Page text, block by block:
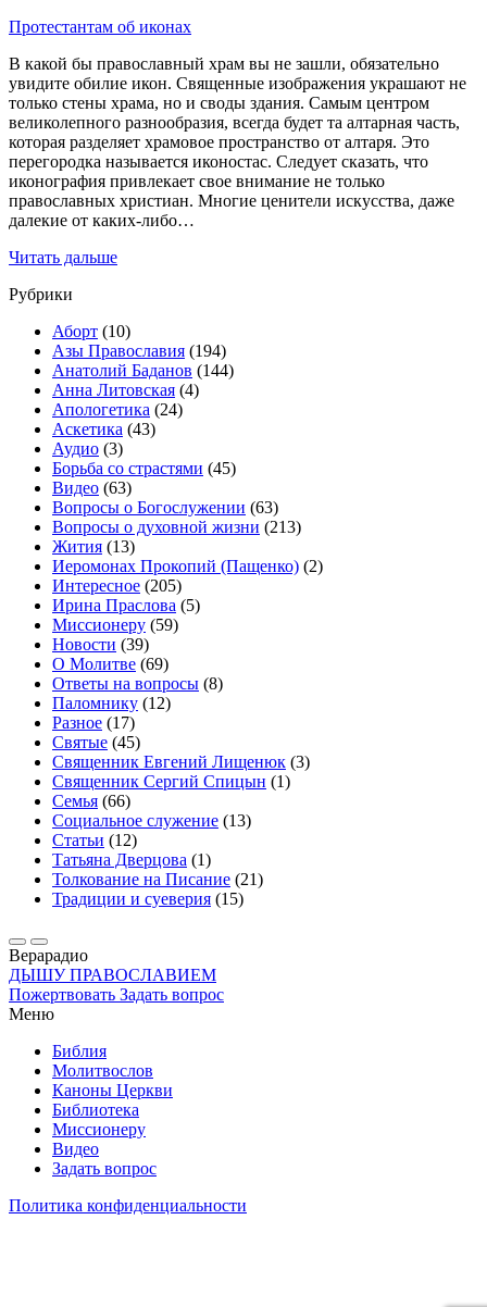
Протестантам об иконах
В какой бы православный храм вы не зашли, обязательно
увидите обилие икон. Священные изображения украшают не
только стены храма, но и своды здания. Самым центром
великолепного разнообразия, всегда будет та алтарная часть,
которая разделяет храмовое пространство от алтаря. Это
перегородка называется иконостас. Следует сказать, что
иконография привлекает свое внимание не только
православных христиан. Многие ценители искусства, даже
далекие от каких-либо…
Читать дальше
Рубрики
Аборт (10)
Азы Православия (194)
Анатолий Баданов (144)
Анна Литовская (4)
Апологетика (24)
Аскетика (43)
Аудио (3)
Борьба со страстями (45)
Видео (63)
Вопросы о Богослужении (63)
Вопросы о духовной жизни (213)
Жития (13)
Иеромонах Прокопий (Пащенко) (2)
Интересное (205)
Ирина Праслова (5)
Миссионеру (59)
Новости (39)
О Молитве (69)
Ответы на вопросы (8)
Паломнику (12)
Разное (17)
Святые (45)
Священник Евгений Лищенюк (3)
Священник Сергий Спицын (1)
Семья (66)
Социальное служение (13)
Статьи (12)
Татьяна Дверцова (1)
Толкование на Писание (21)
Традиции и суеверия (15)
Верарадио
ДЫШУ ПРАВОСЛАВИЕМ
Пожертвовать Задать вопрос
Меню
Библия
Молитвослов
Каноны Церкви
Библиотека
Миссионеру
Видео
Задать вопрос
Политика конфиденциальности